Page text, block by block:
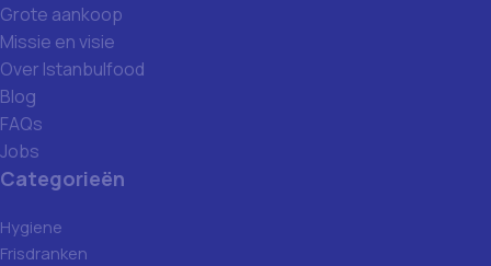
Grote aankoop
Missie en visie
Over Istanbulfood
Blog
FAQs
Jobs
Categorieën
Hygiene
Frisdranken